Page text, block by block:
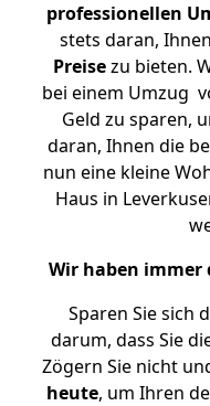
professionellen
stets daran, Ihnen
Preisezu bieten.
bei einem Umzug
Geld zu sparen,
daran, Ihnen die
nun eine kleine
Haus in
Wir haben immer
Sparen Sie sich
darum, dass Sie
Zögern Sie nicht
heute, um Ihren